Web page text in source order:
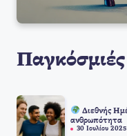
Διεθνής
ανθρωπότητα
30 Ιουλίου 2025